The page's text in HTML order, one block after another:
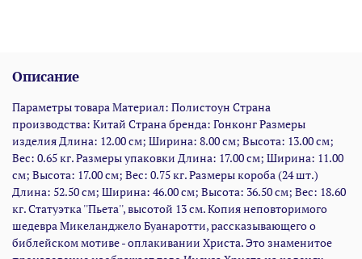
ощущая глубину трагического события. Мастеру,
библейскую мудрость и возвышенность. Облик Девы Марии и
Христа выглядят удивительно реалистично и тревожно.
Статуэтка «Пьета» относится к категории необычных
интерьерных аксессуаров: она призвана не украшать ваш дом,
а наполнять его библейским светом и божественной любовью.
Размеры изделия: 12 x 8 x 13 см. Вес: 0,65 кг.
Описание
Параметры товара Материал: Полистоун Страна
производства: Китай Страна бренда: Гонконг Размеры
изделия Длина: 12.00 см; Ширина: 8.00 см; Высота: 13.00 см;
Вес: 0.65 кг. Размеры упаковки Длина: 17.00 см; Ширина: 11.00
см; Высота: 17.00 см; Вес: 0.75 кг. Размеры короба (24 шт.)
Длина: 52.50 см; Ширина: 46.00 см; Высота: 36.50 см; Вес: 18.60
кг. Статуэтка ''Пьета'', высотой 13 см. Копия неповторимого
шедевра Микеланджело Буанаротти, рассказывающего о
библейском мотиве - оплакивании Христа. Это знаменитое